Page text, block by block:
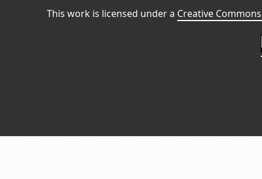
This work is licensed under a Creative